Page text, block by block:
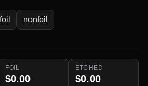
foil nonfoil
FOIL
$0.00
ETCHED
$0.00